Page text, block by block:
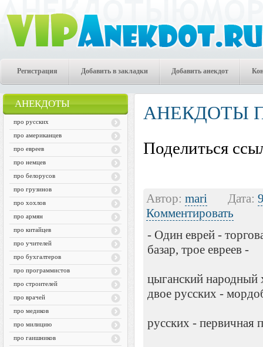
Регистрация Добавить в закладки Добавить анекдот
АНЕКДОТЫ
про русских
про американцев
про евреев
про немцев
про белорусов
про грузинов
про хохлов
про армян
про китайцев
про учителей
про бухгалтеров
про программистов
про строителей
про врачей
про медиков
про милицию
про гаишников
АНЕКДОТЫ
Поделиться
Автор: mari Дата:
Комментировать
- Один еврей -
базар, трое евреев -
цыганский народный
двое русских -
русских - первичная